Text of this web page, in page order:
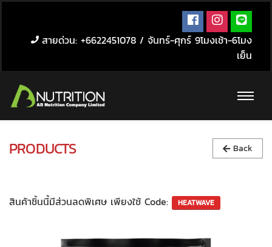
สายด่วน: +6622451078 / จันทร์-ศุกร์ 9โมงเช้า-6โมง
เย็น
PRODUCTS Back
สินค้าชิ้นนี้มีส่วนลดพิเศษ เพียงใช้ Code: